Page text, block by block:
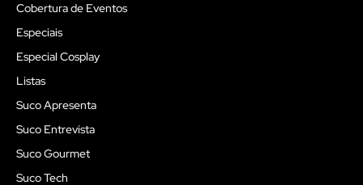
Cobertura de Eventos
Especiais
Especial Cosplay
Listas
Suco Apresenta
Suco Entrevista
Suco Gourmet
Suco Tech